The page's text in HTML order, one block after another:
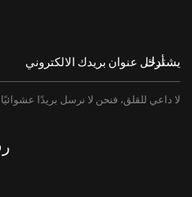
يشترك
لا داعي للقلق، فنحن لا نرسل بريدًا
رقم